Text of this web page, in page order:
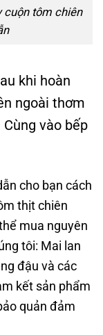
cuộn tôm chiên
khi hoàn
ngoài thơm
vào bếp
cho bạn cách
thịt chiên
mua nguyên
tôi: Mai lan
đậu và các
kết sản phẩm
quản đảm